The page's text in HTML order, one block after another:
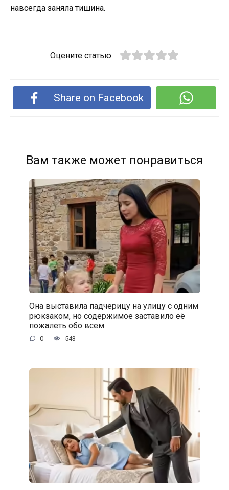
навсегда заняла тишина.
Оцените статью
Share on Facebook
Вам также может понравиться
Она выставила падчерицу на улицу с одним
рюкзаком, но содержимое заставило её
пожалеть обо всем
0 543